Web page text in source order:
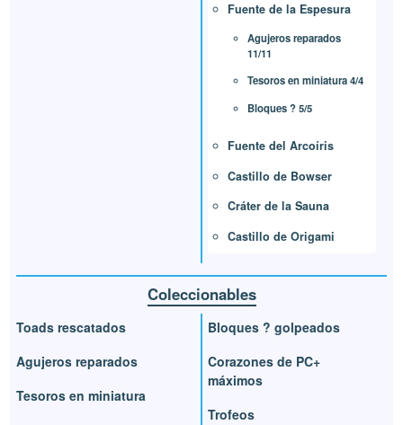
Fuente de la Espesura
Agujeros reparados
11/11
Tesoros en miniatura 4/4
Bloques ? 5/5
Fuente del Arcoíris
Castillo de Bowser
Cráter de la Sauna
Castillo de Origami
Coleccionables
Toads rescatados
Agujeros reparados
Tesoros en miniatura
Bloques ? golpeados
Corazones de PC+
máximos
Trofeos